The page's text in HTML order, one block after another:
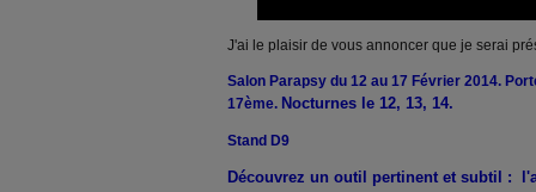
J'ai le plaisir de vous annoncer que je serai
Salon Parapsy du 12 au 17 Février 2014.
17ème. Nocturnes le 12, 13, 14.
Stand D9
Découvrez un outil pertinent et subtil :